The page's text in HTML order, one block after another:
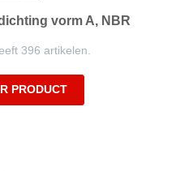
vorm A, NBR
396 artikelen.
PRODUCT